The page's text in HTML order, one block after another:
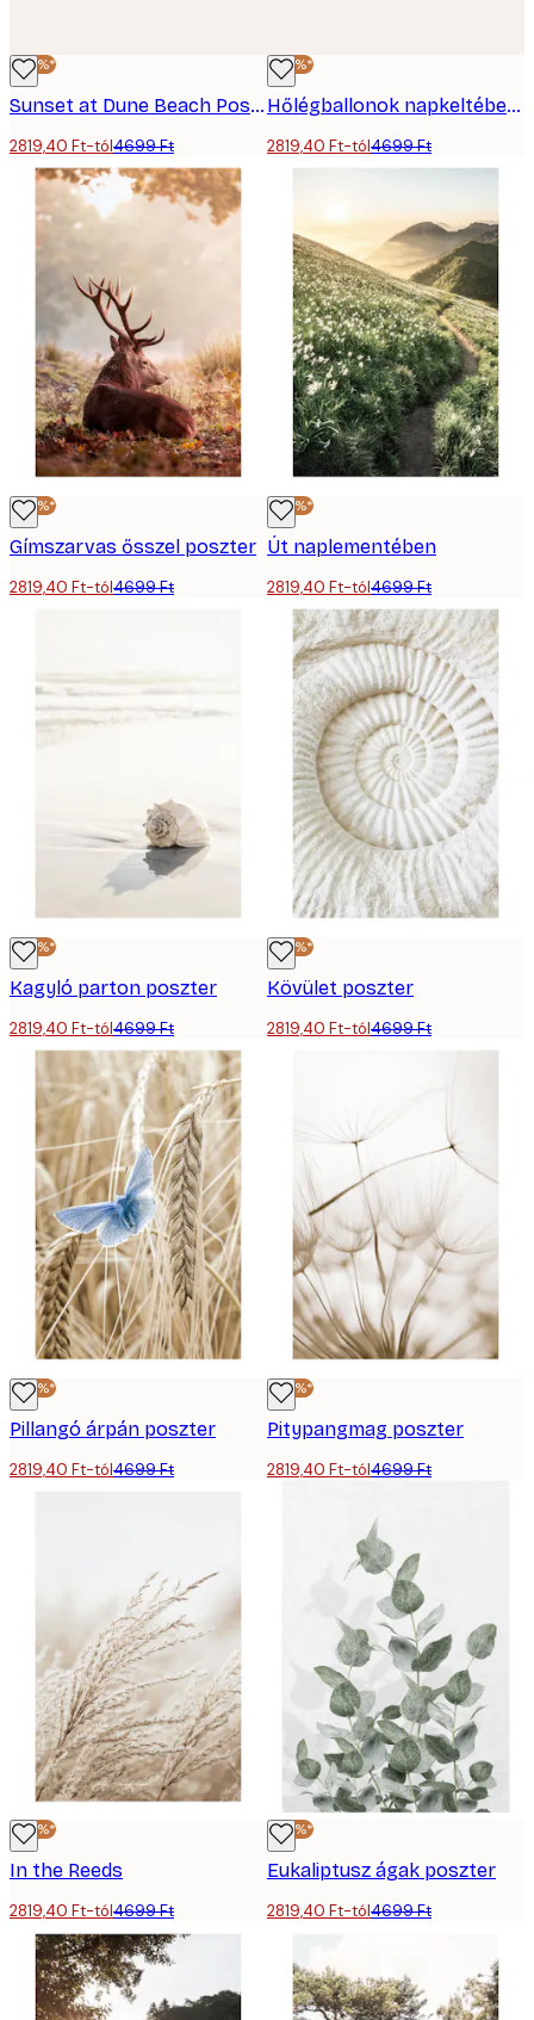
-40%*
Sunset at Dune Beach Poster
2819,40 Ft-tól4699 Ft
-40%*
Hőlégballonok napkeltében poszter
2819,40 Ft-tól4699 Ft
-40%*
Gímszarvas ősszel poszter
2819,40 Ft-tól4699 Ft
-40%*
Út naplementében
2819,40 Ft-tól4699 Ft
-40%*
Kagyló parton poszter
2819,40 Ft-tól4699 Ft
-40%*
Kövület poszter
2819,40 Ft-tól4699 Ft
-40%*
Pillangó árpán poszter
2819,40 Ft-tól4699 Ft
-40%*
Pitypangmag poszter
2819,40 Ft-tól4699 Ft
-40%*
In the Reeds
2819,40 Ft-tól4699 Ft
-40%*
Eukaliptusz ágak poszter
2819,40 Ft-tól4699 Ft